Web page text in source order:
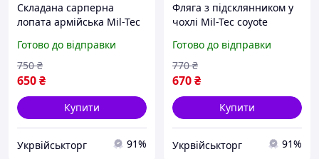
Складана сарперна
лопата армійська Mil-Tec
Готово до відправки
650₴
750 ₴
Купити
Укрвійськторг 91%
Фляга з підсклянником у
чохлі Mil-Tec coyote
Готово до відправки
670₴
770 ₴
Купити
Укрвійськторг 91%